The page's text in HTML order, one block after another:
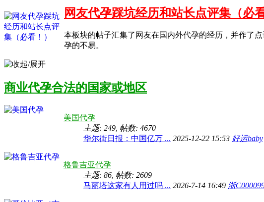
网友代孕踩坑经历和站长点评集（必看
本板块的帖子汇集了网友在国内外代孕的经历，并作了
孕的不易。
商业代孕合法的国家或地区
美国代孕
主题: 249, 帖数: 4670
华尔街日报：中国亿万 ... 2025-12-22 15:53 好运baby
格鲁吉亚代孕
主题: 86, 帖数: 2609
马丽塔这家有人用过吗 ... 2026-7-14 16:49 浙